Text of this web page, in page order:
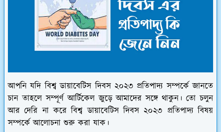
আপনি যদি বিশ্ব ডায়াবেটিস দিবস ২০২৩ প্রতিপাদ্য সম্পর্কে জানতে
চান তাহলে সম্পূর্ণ আর্টিকেল জুড়ে আমাদের সঙ্গে থাকুন। তো চলুন
আর দেরি না করে বিশ্ব ডায়াবেটিস দিবস ২০২৩ প্রতিপাদ্য বিষয়
সম্পর্কে আলোচনা শুরু করা যাক।